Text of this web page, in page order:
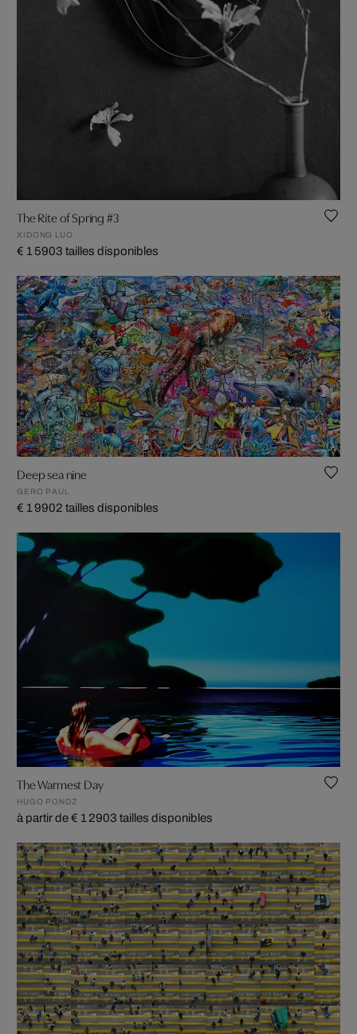
The Rite of Spring #3
XIDONG LUO
€ 1 5903 tailles disponibles
Deep sea nine
GERO PAUL
€ 1 9902 tailles disponibles
The Warmest Day
HUGO PONDZ
à partir de € 1 2903 tailles disponibles